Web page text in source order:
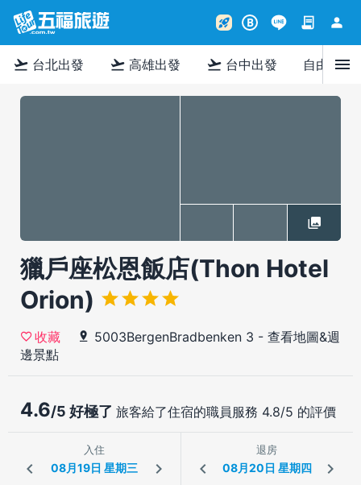
rocket_launch B contract person
flight_takeoff 台北出發 flight_takeoff 高雄出發 flight_takeoff 台中出發 自由行menu
獵戶座松恩飯店(Thon Hotel
Orion)
收藏 5003BergenBradbenken 3 - 查看地圖&週
邊景點
4.6/5 好極了 旅客給了住宿的職員服務 4.8/5 的評價
入住 退房